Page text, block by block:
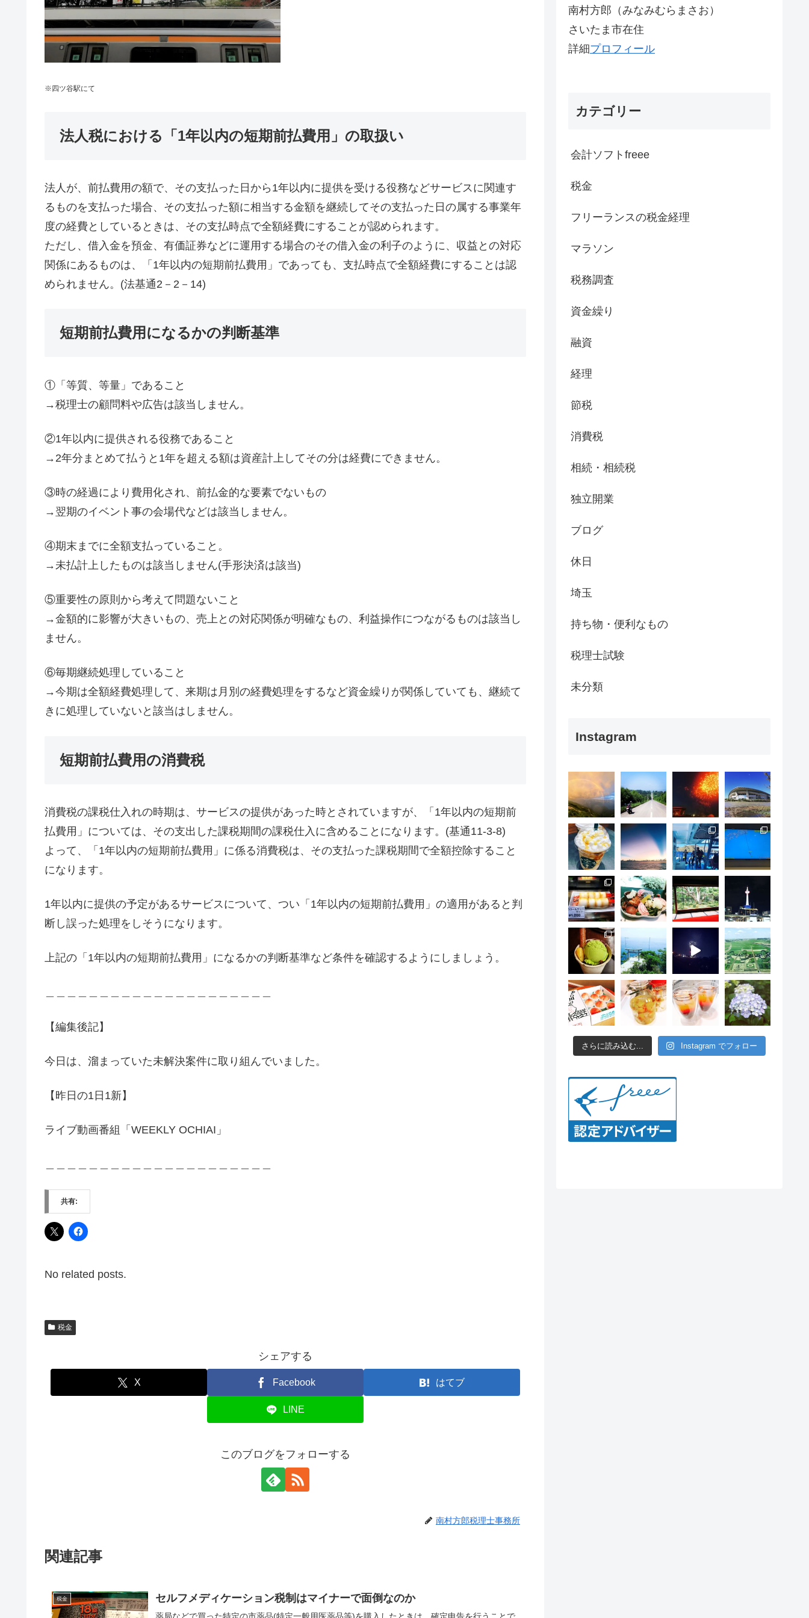
※四ツ谷駅にて
法人税における「1年以内の短期前払費用」の取扱い
法人が、前払費用の額で、その支払った日から1年以内に提供を受ける役務などサービスに関連す
るものを支払った場合、その支払った額に相当する金額を継続してその支払った日の属する事業年
度の経費としているときは、その支払時点で全額経費にすることが認められます。
ただし、借入金を預金、有価証券などに運用する場合のその借入金の利子のように、収益との対応
関係にあるものは、「1年以内の短期前払費用」であっても、支払時点で全額経費にすることは認
められません。(法基通2－2－14)
短期前払費用になるかの判断基準
①「等質、等量」であること
→税理士の顧問料や広告は該当しません。
②1年以内に提供される役務であること
→2年分まとめて払うと1年を超える額は資産計上してその分は経費にできません。
③時の経過により費用化され、前払金的な要素でないもの
→翌期のイベント事の会場代などは該当しません。
④期末までに全額支払っていること。
→未払計上したものは該当しません(手形決済は該当)
⑤重要性の原則から考えて問題ないこと
→金額的に影響が大きいもの、売上との対応関係が明確なもの、利益操作につながるものは該当し
ません。
⑥毎期継続処理していること
→今期は全額経費処理して、来期は月別の経費処理をするなど資金繰りが関係していても、継続て
きに処理していないと該当はしません。
短期前払費用の消費税
消費税の課税仕入れの時期は、サービスの提供があった時とされていますが、「1年以内の短期前
払費用」については、その支出した課税期間の課税仕入に含めることになります。(基通11-3-8)
よって、「1年以内の短期前払費用」に係る消費税は、その支払った課税期間で全額控除すること
になります。
1年以内に提供の予定があるサービスについて、つい「1年以内の短期前払費用」の適用があると判
断し誤った処理をしそうになります。
上記の「1年以内の短期前払費用」になるかの判断基準など条件を確認するようにしましょう。
【編集後記】
今日は、溜まっていた未解決案件に取り組んでいました。
【昨日の1日1新】
ライブ動画番組「WEEKLY OCHIAI」
共有:
No related posts.
税金
シェアする
X Facebook はてブ
LINE
このブログをフォローする
南村方郎税理士事務所
関連記事
税金 セルフメディケーション税制はマイナーで面倒なのか
南村方郎（みなみむらまさお）
さいたま市在住
詳細プロフィール
カテゴリー
会計ソフトfreee
税金
フリーランスの税金経理
マラソン
税務調査
資金繰り
融資
経理
節税
消費税
相続・相続税
独立開業
ブログ
休日
埼玉
持ち物・便利なもの
税理士試験
未分類
Instagram
さらに読み込む... Instagram でフォロー